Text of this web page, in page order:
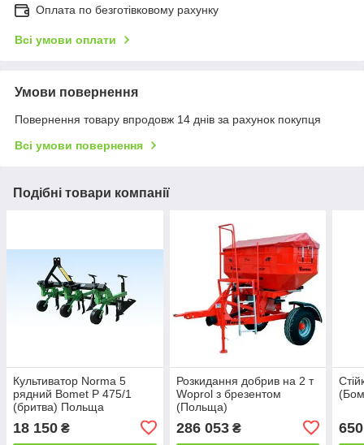
Оплата по безготівковому рахунку
Всі умови оплати
Умови повернення
Повернення товару впродовж 14 днів за рахунок покупця
Всі умови повернення
Подібні товари компанії
Культиватор Norma 5
рядний Bomet P 475/1
(бритва) Польща
18 150 ₴
Розкидання добрив на 2 т
Woprol з брезентом
(Польща)
286 053₴ 650